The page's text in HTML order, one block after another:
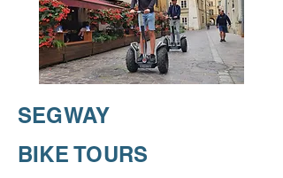
SEGWAY
BIKE TOURS